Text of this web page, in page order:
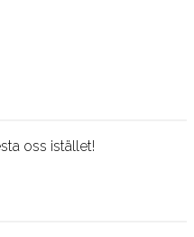
oss istället!